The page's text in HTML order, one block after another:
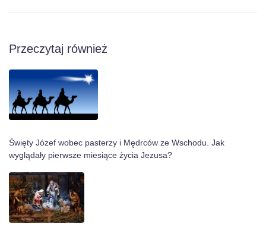
Przeczytaj również
Święty Józef wobec pasterzy i Mędrców ze Wschodu. Jak
wyglądały pierwsze miesiące życia Jezusa?